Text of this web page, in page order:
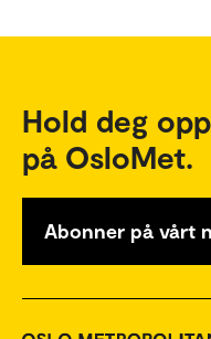
Hold deg
på OsloMet.
Abonner på vårt